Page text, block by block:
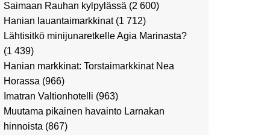
Huutokauppa-auton tarina
jatkuu
Ostosristeilyllä Viking
Tutustu Vuoden Luontokuviin
Kaaressa
Saimaan Rauhan kylpylässä (2 600)
Hanian lauantaimarkkinat (1 712)
Lähtisitkö minijunaretkelle Agia Marinasta?
(1 439)
Hanian markkinat: Torstaimarkkinat Nea
Horassa (966)
Imatran Valtionhotelli (963)
Muutama pikainen havainto Larnakan
hinnoista (867)